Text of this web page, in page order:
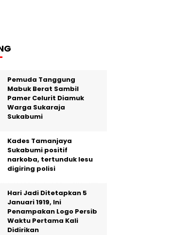
Pemuda Tanggung
Mabuk Berat Sambil
Pamer Celurit Diamuk
Warga Sukaraja
Sukabumi
Kades Tamanjaya
Sukabumi positif
narkoba, tertunduk lesu
digiring polisi
Hari Jadi Ditetapkan 5
Januari 1919, Ini
Penampakan Logo Persib
Waktu Pertama Kali
Didirikan